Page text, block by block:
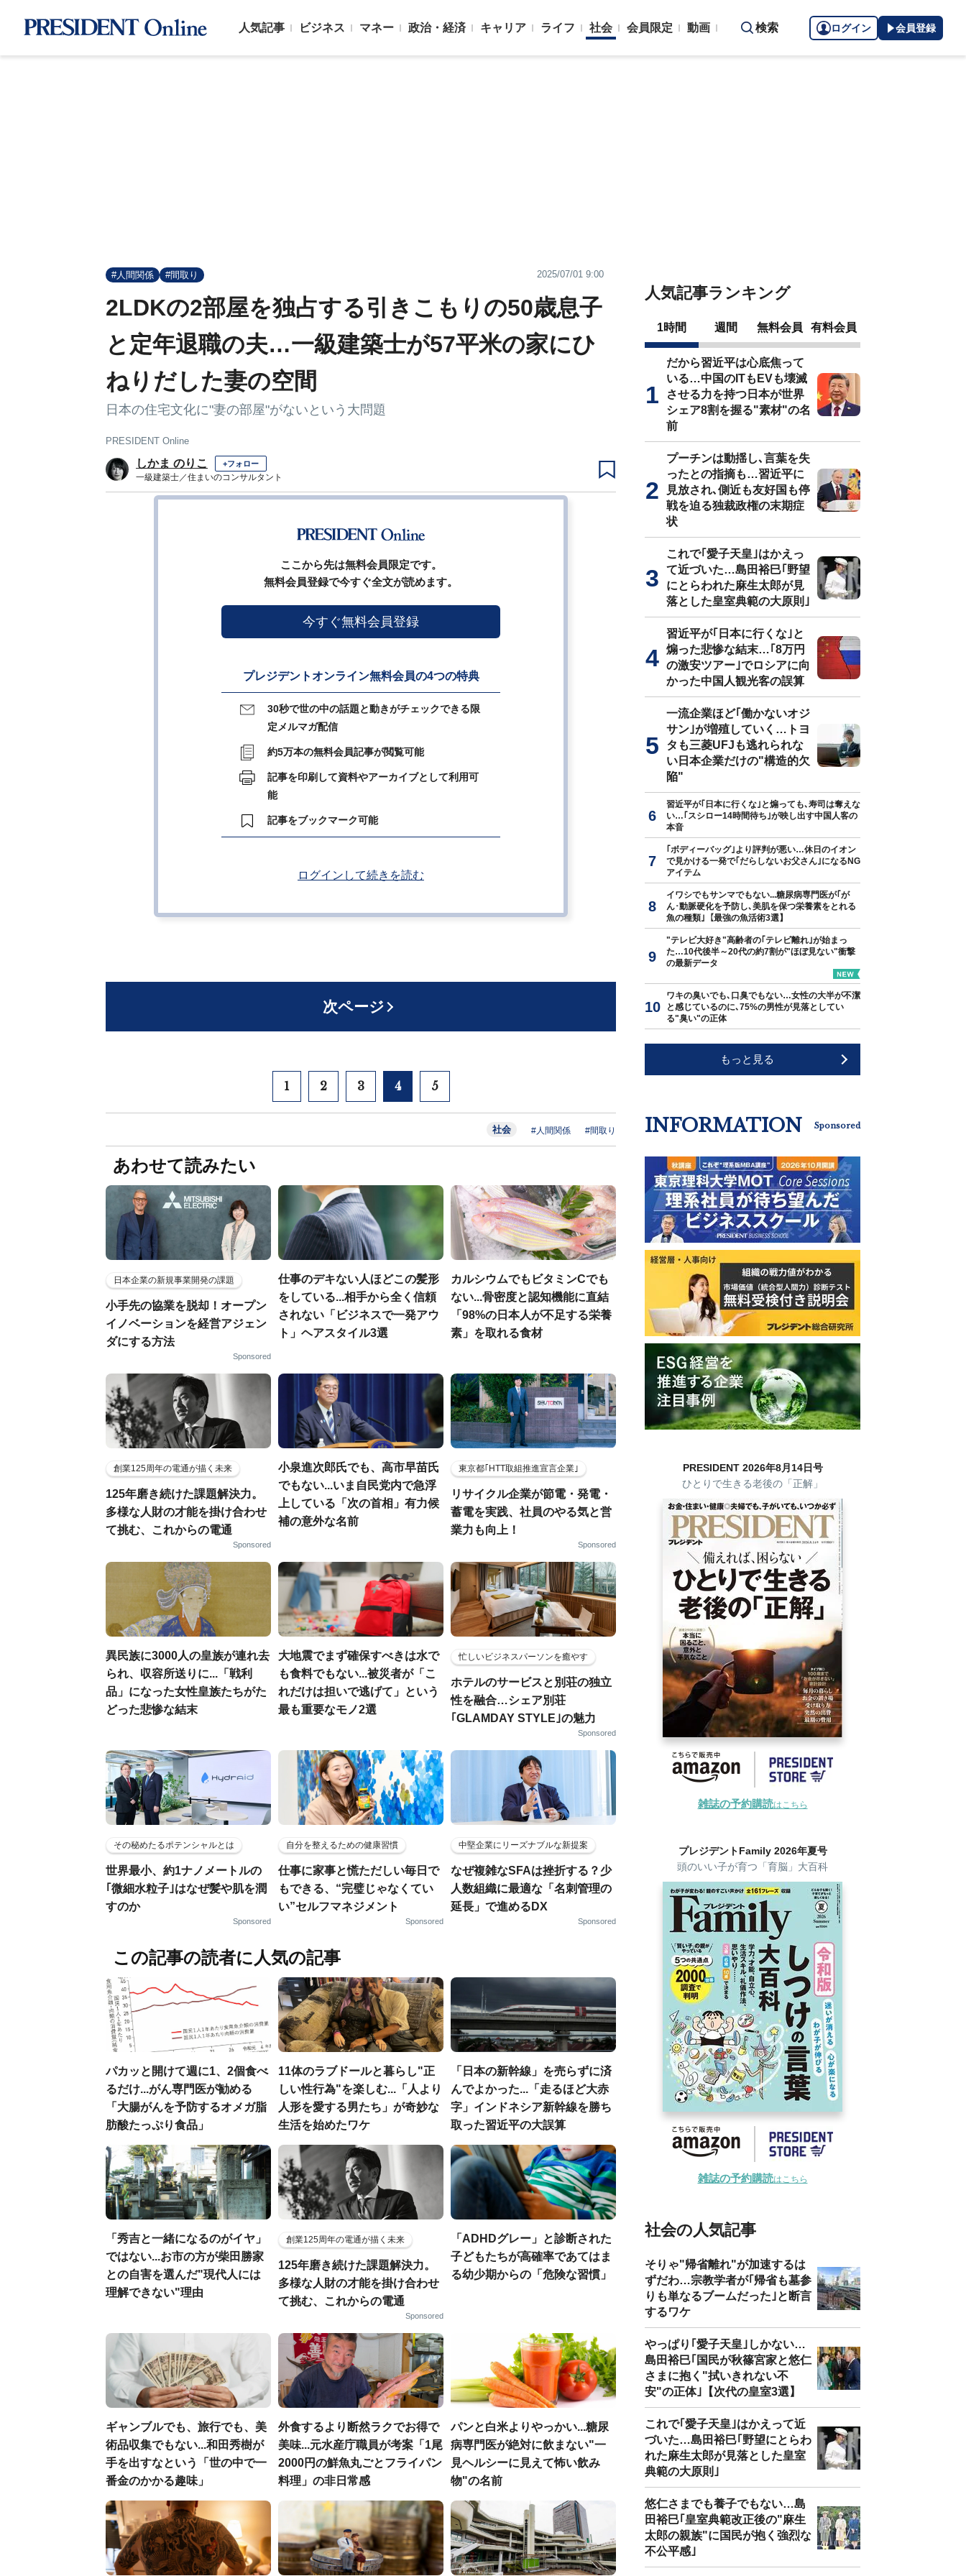
人気記事 ビジネス マネー 政治・経済 キャリア ライフ 社会 会員限定 動画 検索 ログイン 会員登録
#人間関係 #間取り 2025/07/01 9:00
2LDKの2部屋を独占する引きこもりの50歳息子
と定年退職の夫…一級建築士が57平米の家にひ
ねりだした妻の空間
日本の住宅文化に"妻の部屋"がないという大問題
PRESIDENT Online
しかま のりこ +フォロー
一級建築士／住まいのコンサルタント
ここから先は無料会員限定です。
無料会員登録で今すぐ全文が読めます。
今すぐ無料会員登録
プレジデントオンライン無料会員の4つの特典
30秒で世の中の話題と動きがチェックできる限
定メルマガ配信
約5万本の無料会員記事が閲覧可能
記事を印刷して資料やアーカイブとして利用可
能
記事をブックマーク可能
ログインして続きを読む
次ページ
1 2 3 4 5
社会 #人間関係 #間取り
あわせて読みたい
日本企業の新規事業開発の課題
小手先の協業を脱却！オープン
イノベーションを経営アジェン
ダにする方法
Sponsored
仕事のデキない人ほどこの髪形
をしている...相手から全く信頼
されない「ビジネスで一発アウ
ト」ヘアスタイル3選
カルシウムでもビタミンCでも
ない...骨密度と認知機能に直結
「98%の日本人が不足する栄養
素」を取れる食材
創業125周年の電通が描く未来
125年磨き続けた課題解決力。
多様な人財の才能を掛け合わせ
て挑む、これからの電通
Sponsored
小泉進次郎氏でも、高市早苗氏
でもない...いま自民党内で急浮
上している「次の首相」有力候
補の意外な名前
東京都｢HTT取組推進宣言企業｣
リサイクル企業が節電・発電・
蓄電を実践、社員のやる気と営
業力も向上！
Sponsored
異民族に3000人の皇族が連れ去
られ、収容所送りに...「戦利
品」になった女性皇族たちがた
どった悲惨な結末
大地震でまず確保すべきは水で
も食料でもない...被災者が「こ
れだけは担いで逃げて」という
最も重要なモノ2選
忙しいビジネスパーソンを癒やす
ホテルのサービスと別荘の独立
性を融合…シェア別荘
｢GLAMDAY STYLE｣の魅力
Sponsored
その秘めたるポテンシャルとは
世界最小、約1ナノメートルの
｢微細水粒子｣はなぜ髪や肌を潤
すのか
Sponsored
自分を整えるための健康習慣
仕事に家事と慌ただしい毎日で
もできる、“完璧じゃなくてい
い”セルフマネジメント
Sponsored
中堅企業にリーズナブルな新提案
なぜ複雑なSFAは挫折する？少
人数組織に最適な「名刺管理の
延長」で進めるDX
Sponsored
この記事の読者に人気の記事
パカッと開けて週に1、2個食べ
るだけ...がん専門医が勧める
「大腸がんを予防するオメガ脂
肪酸たっぷり食品」
11体のラブドールと暮らし"正
しい性行為"を楽しむ...「人より
人形を愛する男たち」が奇妙な
生活を始めたワケ
「日本の新幹線」を売らずに済
んでよかった...「走るほど大赤
字」インドネシア新幹線を勝ち
取った習近平の大誤算
「秀吉と一緒になるのがイヤ」
ではない...お市の方が柴田勝家
との自害を選んだ"現代人には
理解できない"理由
創業125周年の電通が描く未来
125年磨き続けた課題解決力。
多様な人財の才能を掛け合わせ
て挑む、これからの電通
Sponsored
「ADHDグレー」と診断された
子どもたちが高確率であてはま
る幼少期からの「危険な習慣」
ギャンブルでも、旅行でも、美
術品収集でもない...和田秀樹が
手を出すなという「世の中で一
番金のかかる趣味」
外食するより断然ラクでお得で
美味...元水産庁職員が考案「1尾
2000円の鮮魚丸ごとフライパン
料理」の非日常感
パンと白米よりやっかい...糖尿
病専門医が絶対に飲まない"一
見ヘルシーに見えて怖い飲み
物"の名前
人気記事ランキング
1時間 週間 無料会員 有料会員
だから習近平は心底焦って
いる…中国のITもEVも壊滅
させる力を持つ日本が世界
シェア8割を握る"素材"の名
前
プーチンは動揺し､言葉を失
ったとの指摘も…習近平に
見放され､側近も友好国も停
戦を迫る独裁政権の末期症
状
これで｢愛子天皇｣はかえっ
て近づいた…島田裕巳｢野望
にとらわれた麻生太郎が見
落とした皇室典範の大原則｣
習近平が｢日本に行くな｣と
煽った悲惨な結末…｢8万円
の激安ツアー｣でロシアに向
かった中国人観光客の誤算
一流企業ほど｢働かないオジ
サン｣が増殖していく…トヨ
タも三菱UFJも逃れられな
い日本企業だけの"構造的欠
陥"
習近平が｢日本に行くな｣と煽っても､寿司は奪えな
い…｢スシロー14時間待ち｣が映し出す中国人客の
本音
｢ボディーバッグ｣より評判が悪い…休日のイオン
で見かける一発で｢だらしないお父さん｣になるNG
アイテム
イワシでもサンマでもない...糖尿病専門医が｢が
ん･動脈硬化を予防し､美肌を保つ栄養素をとれる
魚の種類｣【最強の魚活術3選】
"テレビ大好き"高齢者の｢テレビ離れ｣が始まっ
た…10代後半～20代の約7割が"ほぼ見ない"衝撃
の最新データ
ワキの臭いでも､口臭でもない…女性の大半が不潔
と感じているのに､75%の男性が見落としてい
る"臭い"の正体
もっと見る
INFORMATION Sponsored
PRESIDENT 2026年8月14日号
ひとりで生きる老後の「正解」
雑誌の予約購読はこちら
プレジデントFamily 2026年夏号
頭のいい子が育つ「育脳」大百科
雑誌の予約購読はこちら
社会の人気記事
そりゃ"帰省離れ"が加速するは
ずだわ…宗教学者が｢帰省も墓参
りも単なるブームだった｣と断言
するワケ
やっぱり｢愛子天皇｣しかない…
島田裕巳｢国民が秋篠宮家と悠仁
さまに抱く"拭いきれない不
安"の正体｣【次代の皇室3選】
これで｢愛子天皇｣はかえって近
づいた…島田裕巳｢野望にとらわ
れた麻生太郎が見落とした皇室
典範の大原則｣
悠仁さまでも養子でもない…島
田裕巳｢皇室典範改正後の"麻生
太郎の親族"に国民が抱く強烈な
不公平感｣